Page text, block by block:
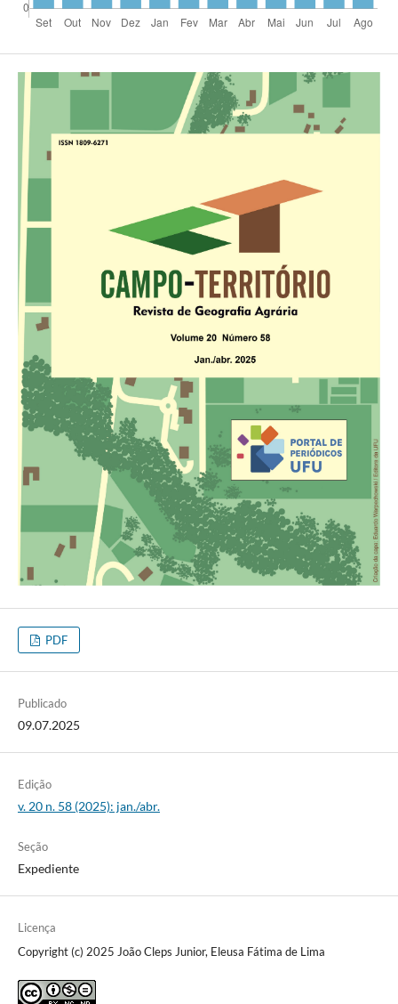
PDF
Publicado
09.07.2025
Edição
v. 20 n. 58 (2025): jan./abr.
Seção
Expediente
Licença
Copyright (c) 2025 João Cleps Junior, Eleusa Fátima de Lima